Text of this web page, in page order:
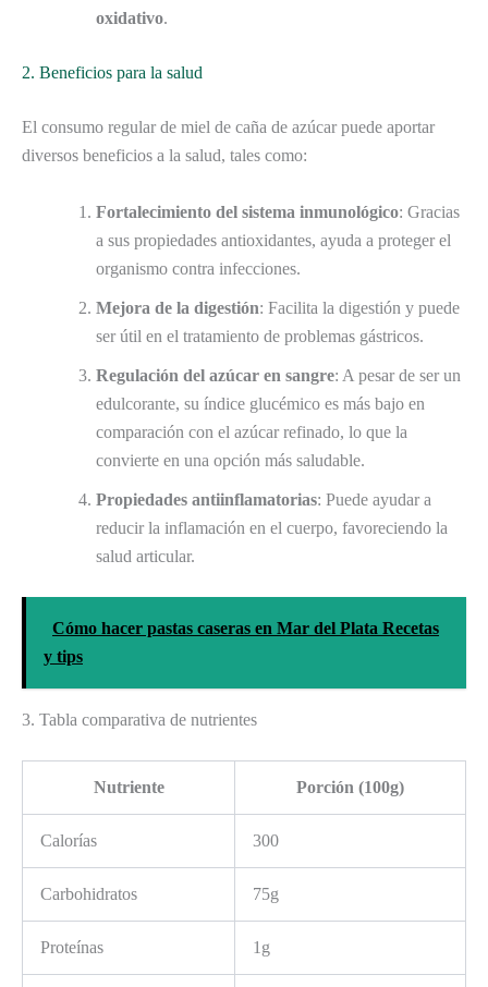
oxidativo.
2. Beneficios para la salud
El consumo regular de miel de caña de azúcar puede aportar
diversos beneficios a la salud, tales como:
Fortalecimiento del sistema inmunológico: Gracias
a sus propiedades antioxidantes, ayuda a proteger el
organismo contra infecciones.
Mejora de la digestión: Facilita la digestión y puede
ser útil en el tratamiento de problemas gástricos.
Regulación del azúcar en sangre: A pesar de ser un
edulcorante, su índice glucémico es más bajo en
comparación con el azúcar refinado, lo que la
convierte en una opción más saludable.
Propiedades antiinflamatorias: Puede ayudar a
reducir la inflamación en el cuerpo, favoreciendo la
salud articular.
Cómo hacer pastas caseras en Mar del Plata Recetas
y tips
3. Tabla comparativa de nutrientes
Nutriente Porción (100g)
Calorías 300
Carbohidratos 75g
Proteínas 1g